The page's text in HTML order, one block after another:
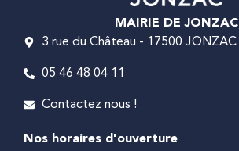
MAIRIE DE JONZAC
3 rue du Château - 17500 JONZAC
05 46 48 04 11
Contactez nous !
Nos horaires d'ouverture